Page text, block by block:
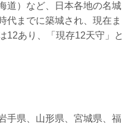
道）など、日本各地の名城
代までに築城され、現在ま
12あり、「現存12天守」と
手県、山形県、宮城県、福